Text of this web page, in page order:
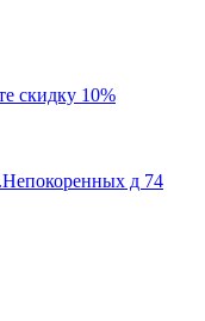
скидку 10%
д 74